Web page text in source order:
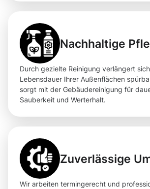
Nachhaltige
Durch gezielte Reinigung verlängert
Lebensdauer Ihrer Außenflächen
sorgt mit der Gebäudereinigung für
Sauberkeit und Werterhalt.
Zuverlässige
Wir arbeiten termingerecht und